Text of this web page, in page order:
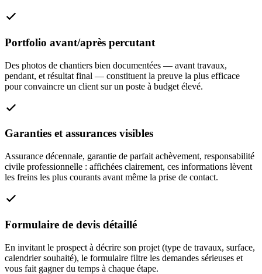
Portfolio avant/après percutant
Des photos de chantiers bien documentées — avant travaux,
pendant, et résultat final — constituent la preuve la plus efficace
pour convaincre un client sur un poste à budget élevé.
Garanties et assurances visibles
Assurance décennale, garantie de parfait achèvement, responsabilité
civile professionnelle : affichées clairement, ces informations lèvent
les freins les plus courants avant même la prise de contact.
Formulaire de devis détaillé
En invitant le prospect à décrire son projet (type de travaux, surface,
calendrier souhaité), le formulaire filtre les demandes sérieuses et
vous fait gagner du temps à chaque étape.